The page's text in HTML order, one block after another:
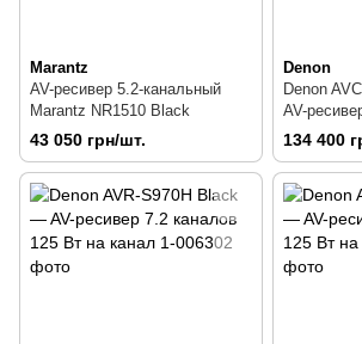
Marantz
AV-ресивер 5.2-канальный
Marantz NR1510 Black
43 050 грн/шт.
Denon
Denon
AV-
Вт на канал
134 400